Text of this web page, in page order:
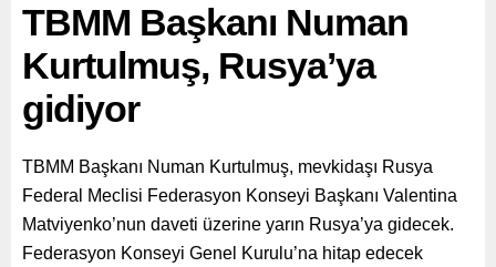
TBMM Başkanı Numan
Kurtulmuş, Rusya’ya
gidiyor
TBMM Başkanı Numan Kurtulmuş, mevkidaşı Rusya
Federal Meclisi Federasyon Konseyi Başkanı Valentina
Matviyenko’nun daveti üzerine yarın Rusya’ya gidecek.
Federasyon Konseyi Genel Kurulu’na hitap edecek